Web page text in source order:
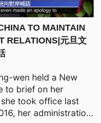
TO MAINTAIN
RELATIONS|元旦文
wen held a New
to brief on her
took office last
her administration